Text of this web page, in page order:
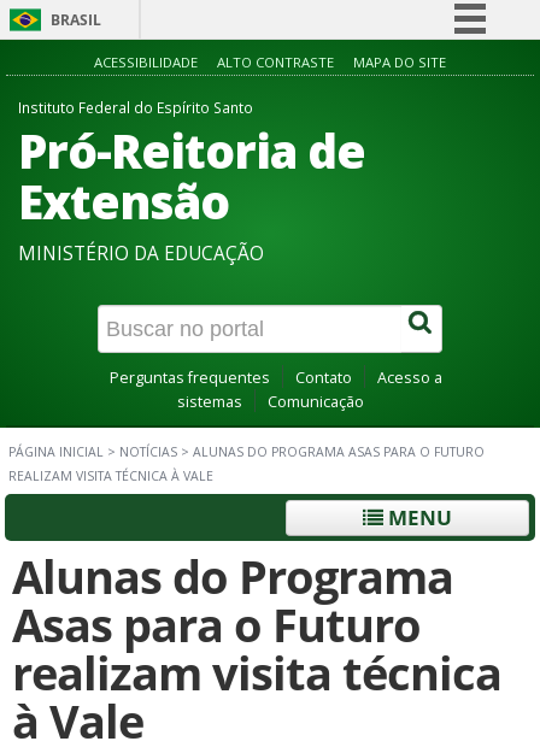
BRASIL
Simplifique!
Acesso à informação
ACESSIBILIDADE ALTO CONTRASTE MAPA DO SITE
Instituto Federal do Espírito Santo
Pró-Reitoria de
Extensão
MINISTÉRIO DA EDUCAÇÃO
Perguntas frequentes Contato
Acesso a
sistemas
Comunicação
PÁGINA INICIAL > NOTÍCIAS > ALUNAS DO PROGRAMA ASAS PARA O FUTURO
REALIZAM VISITA TÉCNICA À VALE
MENU
Alunas do Programa
Asas para o Futuro
realizam visita técnica
à Vale